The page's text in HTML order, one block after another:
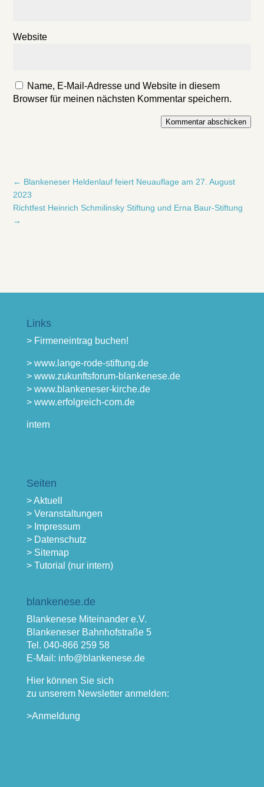
Website
Name, E-Mail-Adresse und Website in diesem
Browser für meinen nächsten Kommentar speichern.
Kommentar abschicken
← Blankeneser Heldenlauf feiert Neuauflage am 27. August
2023
Richtfest Heinrich Schmilinsky Stiftung und Erna Baur-Stiftung
→
Links
> Firmeneintrag buchen!
> www.lange-rode-stiftung.de
> www.zukunftsforum-blankenese.de
> www.blankeneser-kirche.de
> www.erfolgreich-com.de
intern
Seiten
> Aktuell
> Veranstaltungen
> Impressum
> Datenschutz
> Sitemap
> Tutorial (nur intern)
blankenese.de
Blankenese Miteinander e.V.
Blankeneser Bahnhofstraße 5
Tel. 040-866 259 58
E-Mail: info@blankenese.de
Hier können Sie sich
zu unserem Newsletter anmelden:
>Anmeldung